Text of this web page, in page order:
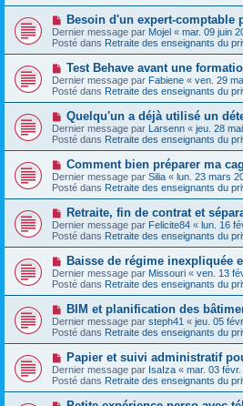
g
e
e
s
a
g
e
e
a
u
m
e
s
s
a
g
e
N
o
u
v
e
u
m
e
s
s
a
g
e
Besoin d'un expert-comptable
Dernier message par Mojel « mar. 09 juin
Posté dans Retraite des enseignants du
N
o
u
v
a
u
m
e
s
s
a
g
e
Test Behave avant une
Dernier message par Fabiene « ven. 29
Posté dans Retraite des enseignants du
N
o
u
v
a
u
m
e
s
a
g
e
Quelqu'un a déjà utilisé un
Dernier message par Larsenn « jeu. 28
Posté dans Retraite des enseignants du
N
o
u
v
e
a
u
m
e
s
a
g
e
Comment bien préparer ma
Dernier message par Silia « lun. 23 mars
Posté dans Retraite des enseignants du
N
o
u
v
e
a
u
m
e
s
a
g
e
Retraite, fin de contrat et
Dernier message par Felicite84 « lun. 16
Posté dans Retraite des enseignants du
N
o
u
v
e
a
u
m
e
s
a
g
e
Baisse de régime inexpliquée
Dernier message par Missouri « ven. 13
Posté dans Retraite des enseignants du
N
o
u
v
e
a
u
m
e
BIM et planification des
Dernier message par steph41 « jeu. 05
Posté dans Retraite des enseignants du
N
o
u
v
e
Papier et suivi administratif
Dernier message par IsaIza « mar. 03
Posté dans Retraite des enseignants du
N